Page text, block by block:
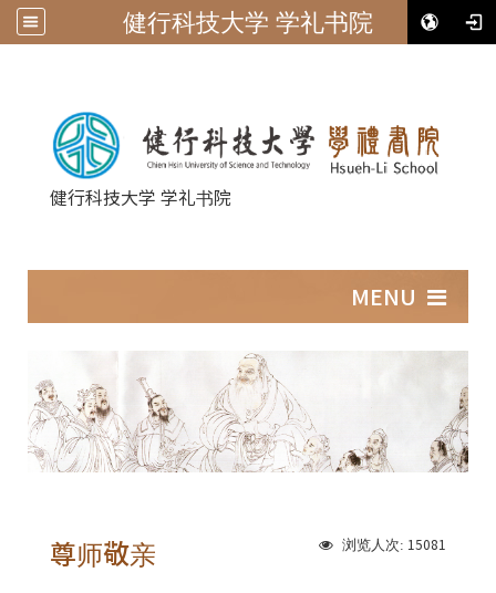
健行科技大学 学礼书院
健行科技大学 学礼书院
MENU
浏览人次: 15081
尊师敬亲